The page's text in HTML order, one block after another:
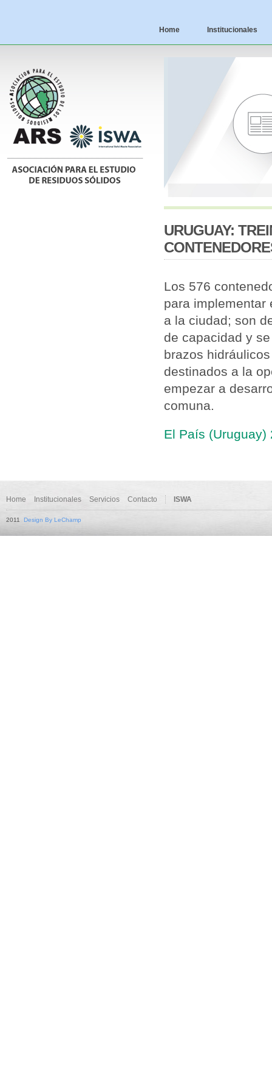
Home Institucionales
URUGUAY:
Los 576
para implementar
a la ciudad; son
de capacidad y
brazos
destinados a la
empezar a
comuna.
El País (Uruguay)
Home Institucionales Servicios Contacto ISWA
2011 Design By LeChamp